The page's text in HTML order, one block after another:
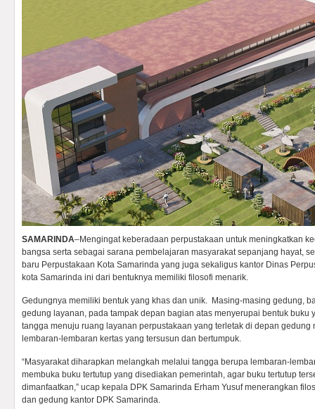
SAMARINDA–Mengingat keberadaan perpustakaan untuk meningkatkan
bangsa serta sebagai sarana pembelajaran masyarakat sepanjang hayat,
baru Perpustakaan Kota Samarinda yang juga sekaligus kantor Dinas
kota Samarinda ini dari bentuknya memiliki filosofi menarik.
Gedungnya memiliki bentuk yang khas dan unik. Masing-masing gedung,
gedung layanan, pada tampak depan bagian atas menyerupai bentuk buku
tangga menuju ruang layanan perpustakaan yang terletak di depan gedung
lembaran-lembaran kertas yang tersusun dan bertumpuk.
“Masyarakat diharapkan melangkah melalui tangga berupa lembaran-
membuka buku tertutup yang disediakan pemerintah, agar buku tertutup
dimanfaatkan,” ucap kepala DPK Samarinda Erham Yusuf menerangkan
dan gedung kantor DPK Samarinda.